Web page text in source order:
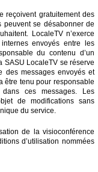
reçoivent gratuitement des
se désabonner de
LocaleTV n’exerce
envoyés entre les
du contenu d’un
SASU LocaleTV se réserve
des messages envoyés et
être tenu pour responsable
dans ces messages. Les
de modifications sans
du service.
de la visioconférence
d’utilisation nommées